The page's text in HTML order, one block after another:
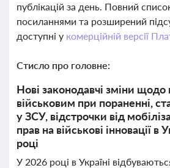
публікацій за день. Повний
посиланнями та розширений
доступні у комерційній версії
Стисло про головне:
Нові законодавчі зміни щодо
військовим при пораненні,
у ЗСУ, відстрочки від
прав на військові інновації в
році
У 2026 році в Україні